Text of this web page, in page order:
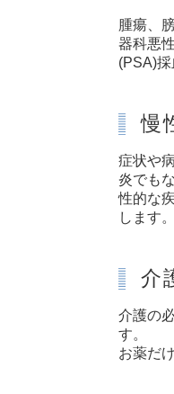
腫瘍、
器科悪
(PSA)
慢
症状や
炎でも
性的な
します。
介
介護の
す。
お薬だ